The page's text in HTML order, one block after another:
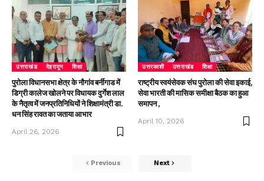
उत्तराखंड देहरादून शिक्षा
पुरोला विधानसभा क्षेत्र के नौगांव बर्नीगाड में
डिग्री कालेज खोलने पर विधायक दुर्गेश लाल
के नैतृत्व में जनप्रतिनिधियों ने शिक्षामंत्री डा.
धन सिंह रावत का जताया आभार
April 26, 2026
उत्तरकाशी उत्तराखंड शिक्षा
राष्ट्रीय स्वयंसेवक संघ पुरोला की सेवा इकाई,
सेवा भारती की मासिक समीक्षा बैठक का हुआ
समापन ,
April 10, 2026
Previous Next